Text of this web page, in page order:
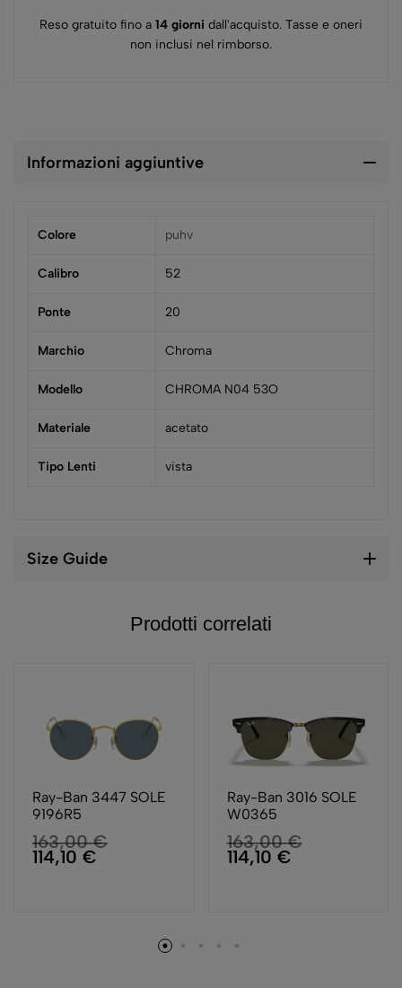
Reso gratuito fino a 14 giorni dall'acquisto. Tasse e oneri
non inclusi nel rimborso.
Informazioni aggiuntive
Colore puhv
Calibro 52
Ponte 20
Marchio Chroma
Modello CHROMA N04 53O
Materiale acetato
Tipo Lenti vista
Size Guide
Prodotti correlati
Ray-Ban 3447 SOLE
9196R5
163,00€
114,10 €
Ray-Ban 3016 SOLE
W0365
163,00€
114,10 €